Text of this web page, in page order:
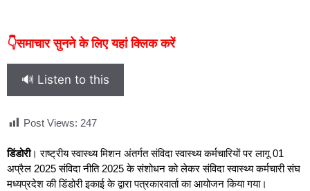
👇समाचार सुनने के लिए यहां क्लिक करें
🔊 Listen to this
Post Views: 247
डिंडोरी। राष्ट्रीय स्वास्थ्य मिशन अंतर्गत संविदा स्वास्थ्य कर्मचारियों पर लागू 01
अप्रैल 2025 संविदा नीति 2025 के संशोधन को लेकर संविदा स्वास्थ्य कर्मचारी संघ
मध्यप्रदेश की डिंडोरी इकाई के द्वारा पत्रकारवार्ता का आयोजन किया गया।